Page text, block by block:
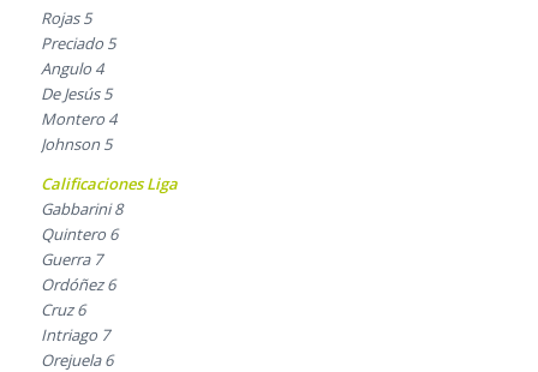
Rojas 5
Preciado 5
Angulo 4
De Jesús 5
Montero 4
Johnson 5
Calificaciones Liga
Gabbarini 8
Quintero 6
Guerra 7
Ordóñez 6
Cruz 6
Intriago 7
Orejuela 6